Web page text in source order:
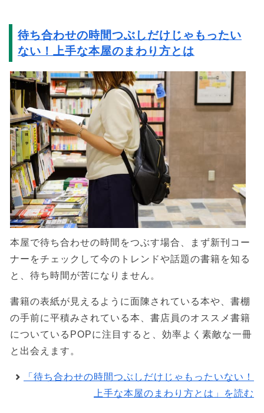
待ち合わせの時間つぶしだけじゃもったい
ない！上手な本屋のまわり方とは
本屋で待ち合わせの時間をつぶす場合、まず新刊コー
ナーをチェックして今のトレンドや話題の書籍を知る
と、待ち時間が苦になりません。
書籍の表紙が見えるように面陳されている本や、書棚
の手前に平積みされている本、書店員のオススメ書籍
についているPOPに注目すると、効率よく素敵な一冊
と出会えます。
「待ち合わせの時間つぶしだけじゃもったいない！
上手な本屋のまわり方とは」を読む